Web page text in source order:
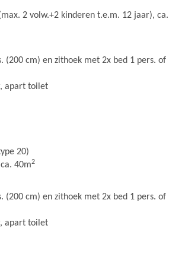
2 volw.+2 kinderen t.e.m. 12 jaar), ca.
(200 cm) en zithoek met 2x bed 1 pers. of
apart toilet
20)
40m2
(200 cm) en zithoek met 2x bed 1 pers. of
apart toilet